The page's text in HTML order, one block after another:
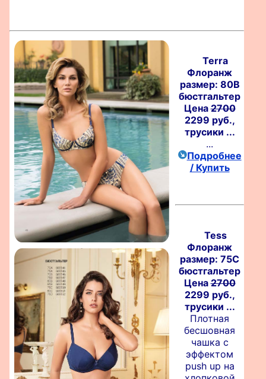
Terra
Флоранж
размер: 80B
бюстгальтер
Цена2700
2299 руб.,
трусики ...
...
Подробнее
/ Купить
Tess
Флоранж
размер: 75C
бюстгальтер
Цена2700
2299 руб.,
трусики ...
Плотная
бесшовная
чашка с
эффектом
push up на